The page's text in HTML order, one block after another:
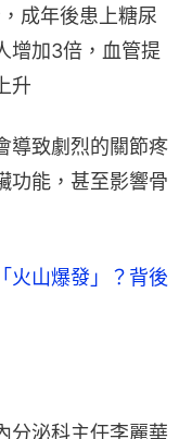
成年後患上糖尿
增加3倍，血管提
升
導致劇烈的關節疼
功能，甚至影響骨
山爆發」？背後
分泌科主任李麗華